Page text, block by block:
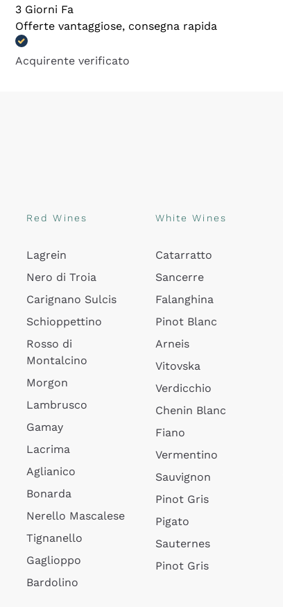
3 Giorni Fa
Offerte vantaggiose, consegna rapida
Acquirente verificato
Red Wines
Lagrein
Nero di Troia
Carignano Sulcis
Schioppettino
Rosso di
Montalcino
Morgon
Lambrusco
Gamay
Lacrima
Aglianico
Bonarda
Nerello Mascalese
Tignanello
Gaglioppo
Bardolino
White Wines
Catarratto
Sancerre
Falanghina
Pinot Blanc
Arneis
Vitovska
Verdicchio
Chenin Blanc
Fiano
Vermentino
Sauvignon
Pinot Gris
Pigato
Sauternes
Pinot Gris